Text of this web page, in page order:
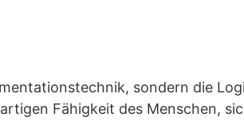
sondern die
Fähigkeit des Menschen,